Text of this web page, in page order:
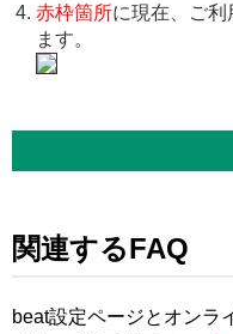
赤枠箇所に現在、ご
ます。
関連するFAQ
beat設定ページとオンラ